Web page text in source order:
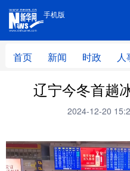
手机版
首页 新闻 时政 人
手机版
首页 新闻
财经
文化 教育
体育 视频
辽宁今冬首趟
2024-12-20